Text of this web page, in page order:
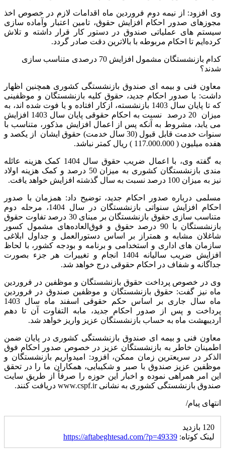
وی افزود: از نیمه دوم فروردین ماه اقدامات لازم در خصوص اخذ
مجوزهای صدور احکام افزایش حقوق، تامین اعتبار وآماده سازی
سیستم های عملیاتی صندوق در دستور کار قرار داشته و تلاش
کرده‌ایم تا احکام مربوطه با بالاترین دقت صادر گردد.
کدام بازنشستگان مشمول افزایش 70 درصدی متناسب سازی
شدند؟
معاون فنی و بیمه ای صندوق بازنشستگی کشوری همچنین اظهار
داشت: با صدور احکام جدید، حقوق کلیه بازنشستگان و موظفینی
که تا پایان سال 1403 بازنشسته، ازکار افتاده و یا فوت شده اند، به
میزان 20 درصد نسبت به احکام حقوقی پایان سال 1403 افزایش
می یابد، مشروط به آنکه پس از اعمال افزایش مذکور، متناسب با
سنوات خدمت قابل قبول (30 سال خدمت) حقوق ایشان از یکصد و
هفده میلیون ( 117.000.000 ) ریال کمتر نباشد.
به گفته وی، با اعمال ضریب حقوق سال 1404 کمک هزینه عائله
مندی بازنشستگان کشوری به میزان 50 درصد و کمک هزینه اولاد
نیز به میزان 100 درصد نسبت به سال گذشته افزایش خواهد یافت.
مسلمی درباره صدور احکام جدید، توضیح داد: همزمان با صدور
احکام افزایش سنواتی بازنشستگان در سال 1404، مرحله دوم
متناسب سازی حقوق بازنشستگان بر مبنای 30 درصد تفاوت حقوق
بازنشستگان با 90 درصد حقوق و فوق‌العاده‌های مشمول کسور
شاغلان مشابه و همتراز بر اساس دستورالعمل و جداول ابلاغی
سازمان های اداری و استخدامی و برنامه و بودجه کشور، با لحاظ
افزایش ضریب سالیانه 1404 انجام و تغییرات هر جزء بصورت
جداگانه و شفاف در احکام حقوقی درج خواهد شد.
وی در خصوص پرداخت حقوق بازنشستگان و موظفین در فروردین
ماه نیز گفت: حقوق بازنشستگان و موظفین صندوق در فروردین
ماه سال جاری بر اساس حکم حقوقی اسفند ماه سال 1403
پرداخت و پس از صدور احکام جدید، مابه التفاوت آن تا دهم
اردیبهشت ماه به حساب بازنشستگان عزیز واریز خواهد شد.
معاون فنی و بیمه ای صندوق بازنشستگی کشوری در پایان ضمن
اطمینان خاطر به بازنشستگان عزیز در خصوص صدور احکام فوق
الذکر در سریعترین زمان ممکن، افزود: امیدواریم بازنشستگان و
موظفین عزیز صندوق با صبر و شکیبایی، همکاران ما را در تحقق
این امر همراهی نموده و اخبار این حوزه را صرفاً از طریق سایت
صندوق بازنشستگی کشوری به نشانی www.cspf.ir دریافت کنند.
انتهای پیام/
120 بازدید
لینک کوتاه: https://aftabeghtesad.com/?p=49339